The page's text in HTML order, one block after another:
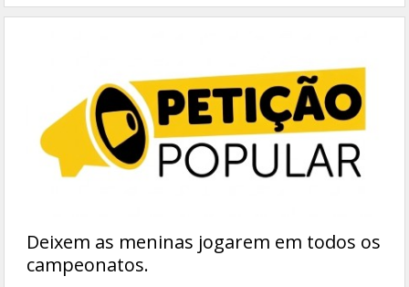
Deixem as meninas jogarem em todos os
campeonatos.